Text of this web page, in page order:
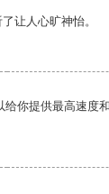
让人心旷神怡。
你提供最高速度